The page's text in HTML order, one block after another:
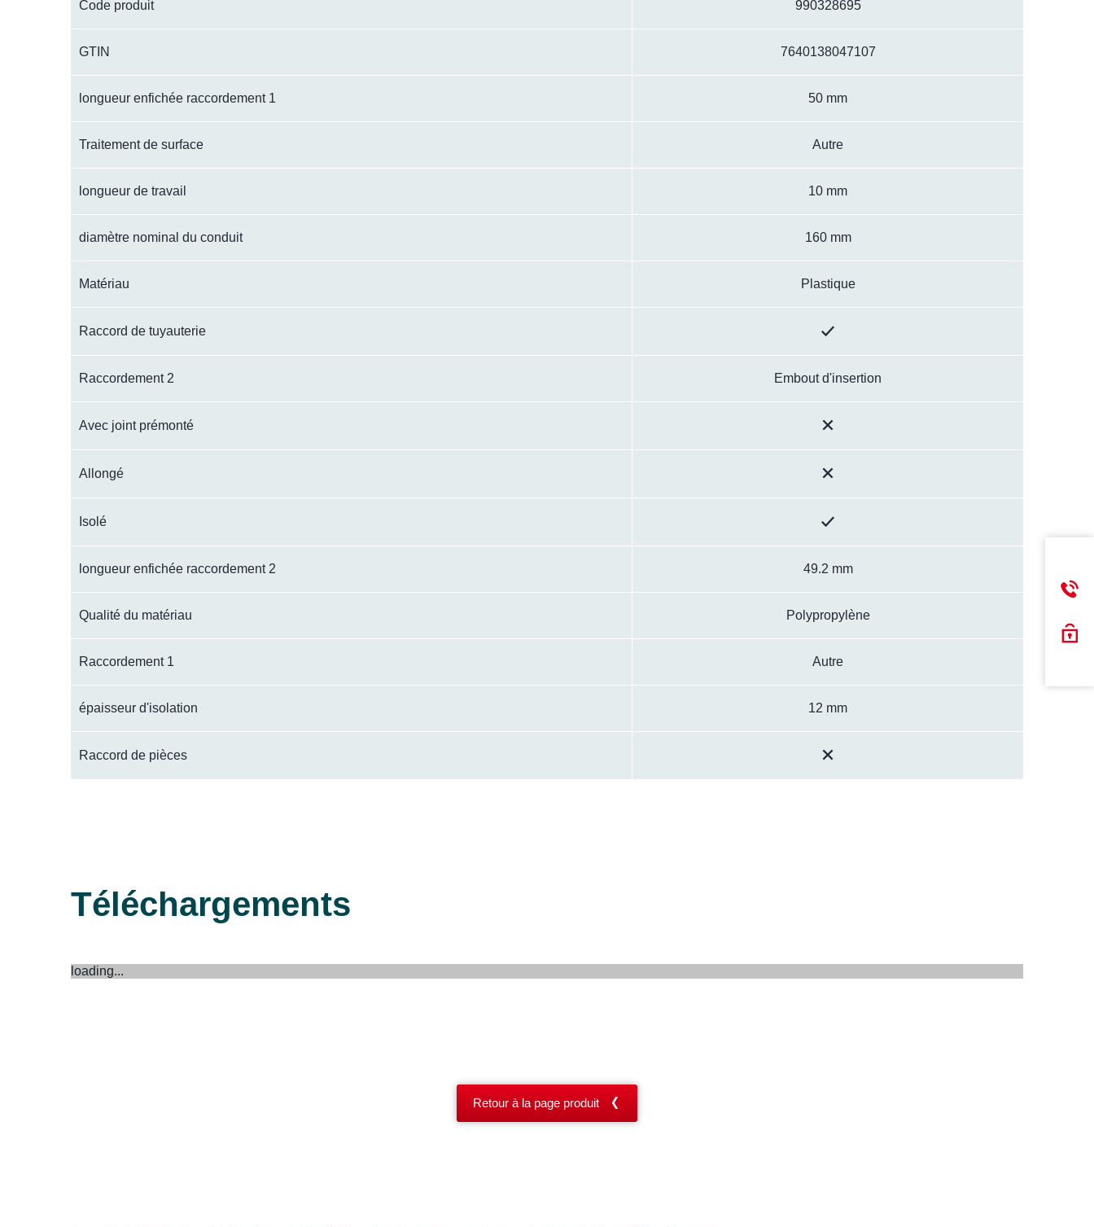
Code produit 990328695
GTIN 7640138047107
longueur enfichée raccordement 1 50 mm
Traitement de surface Autre
longueur de travail 10 mm
diamètre nominal du conduit 160 mm
Matériau Plastique
Raccord de tuyauterie
Raccordement 2 Embout d'insertion
Avec joint prémonté
Allongé
Isolé
longueur enfichée raccordement 2 49.2 mm
Qualité du matériau Polypropylène
Raccordement 1 Autre
épaisseur d'isolation 12 mm
Raccord de pièces
Téléchargements
loading...
Retour à la page produit